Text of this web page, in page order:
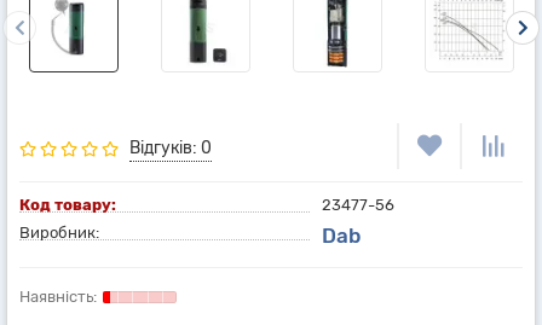
Відгуків: 0
Код товару:
23477-56
Виробник:
Dab